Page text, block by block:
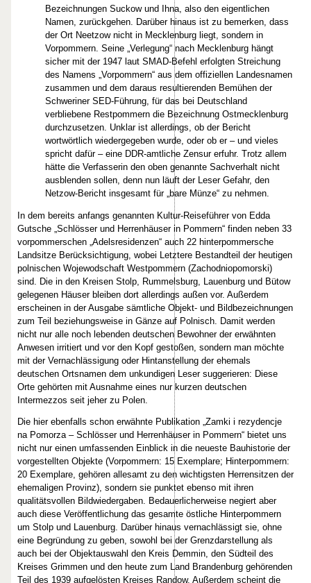
Bezeichnungen Suckow und Ihna, also den eigentlichen
Namen, zurückgehen. Darüber hinaus ist zu bemerken, dass
der Ort Neetzow nicht in Mecklenburg liegt, sondern in
Vorpommern. Seine „Verlegung“ nach Mecklenburg hängt
sicher mit der 1947 laut SMAD-Befehl erfolgten Streichung
des Namens „Vorpommern“ aus dem offiziellen Landesnamen
zusammen und dem daraus resultierenden Bemühen der
Schweriner SED-Führung, für das bei Deutschland
verbliebene Restpommern die Bezeichnung Ostmecklenburg
durchzusetzen. Unklar ist allerdings, ob der Bericht
wortwörtlich wiedergegeben wurde, oder ob er – und vieles
spricht dafür – eine DDR-amtliche Zensur erfuhr. Trotz allem
hätte die Verfasserin den oben genannte Sachverhalt nicht
ausblenden sollen, denn nun läuft der Leser Gefahr, den
Netzow-Bericht insgesamt für „bare Münze“ zu nehmen.
In dem bereits anfangs genannten Kultur-Reiseführer von Edda
Gutsche „Schlösser und Herrenhäuser in Pommern“ finden neben 33
vorpommerschen „Adelsresidenzen“ auch 22 hinterpommersche
Landsitze Berücksichtigung, wobei Letztere Bestandteil der heutigen
polnischen Wojewodschaft Westpommern (Zachodniopomorski)
sind. Die in den Kreisen Stolp, Rummelsburg, Lauenburg und Bütow
gelegenen Häuser bleiben dort allerdings außen vor. Außerdem
erscheinen in der Ausgabe sämtliche Objekt- und Bildbezeichnungen
zum Teil beziehungsweise in Gänze auf Polnisch. Damit werden
nicht nur alle noch lebenden deutschen Bewohner der erwähnten
Anwesen irritiert und vor den Kopf gestoßen, sondern man möchte
mit der Vernachlässigung oder Hintanstellung der ehemals
deutschen Ortsnamen dem unkundigen Leser suggerieren: Diese
Orte gehörten mit Ausnahme eines nur kurzen deutschen
Intermezzos seit jeher zu Polen.
Die hier ebenfalls schon erwähnte Publikation „Zamki i rezydencje
na Pomorza – Schlösser und Herrenhäuser in Pommern“ bietet uns
nicht nur einen umfassenden Einblick in die neueste Bauhistorie der
vorgestellten Objekte (Vorpommern: 15 Exemplare; Hinterpommern:
20 Exemplare, gehören allesamt zu den wichtigsten Herrensitzen der
ehemaligen Provinz), sondern sie punktet ebenso mit ihren
qualitätsvollen Bildwiedergaben. Bedauerlicherweise negiert aber
auch diese Veröffentlichung das gesamte östliche Hinterpommern
um Stolp und Lauenburg. Darüber hinaus vernachlässigt sie, ohne
eine Begründung zu geben, sowohl bei der Grenzdarstellung als
auch bei der Objektauswahl den Kreis Demmin, den Südteil des
Kreises Grimmen und den heute zum Land Brandenburg gehörenden
Teil des 1939 aufgelösten Kreises Randow. Außerdem scheint die